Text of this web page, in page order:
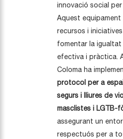
innovació social
Aquest
recursos i
fomentar la igualtat
efectiva i pràctica.
Coloma ha
protocol per a
segurs i lliures de
masclistes i LGTB-
assegurant un
respectuós per a